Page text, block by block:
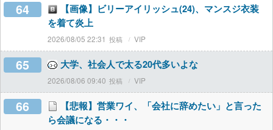
64
【画像】ビリーアイリッシュ(24)、マンスジ衣装
を着て炎上
2026/08/05 22:31 VIP
65 大学、社会人で太る20代多いよな
2026/08/06 09:40 VIP
66
【悲報】営業ワイ、「会社に辞めたい」と言った
ら会議になる・・・